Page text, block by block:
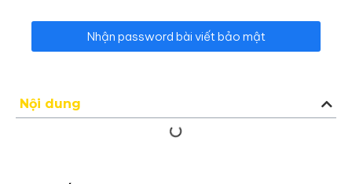
Nội dung
Nhận password bài viết bảo mật